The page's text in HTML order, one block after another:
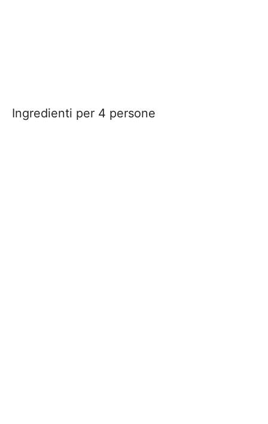
Ingredienti per 4 persone